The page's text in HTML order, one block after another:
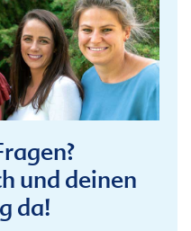
und deinen
da!